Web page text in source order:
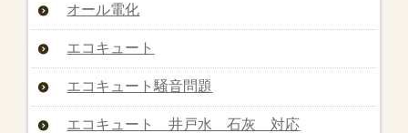
オール電化
エコキュート
エコキュート騒音問題
エコキュート 井戸水 石灰 対応